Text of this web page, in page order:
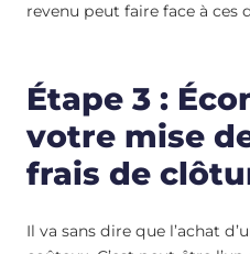
revenu peut faire face à ces
Étape 3 :
votre mise
frais de
Il va sans dire que l’achat